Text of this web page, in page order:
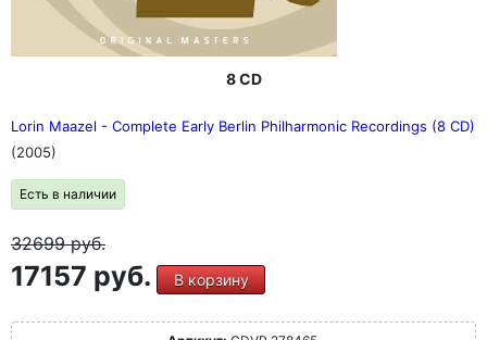
8 CD
Lorin Maazel - Complete Early Berlin Philharmonic Recordings (8 CD)
(2005)
Есть в наличии
32699руб.
17157 руб. В корзину